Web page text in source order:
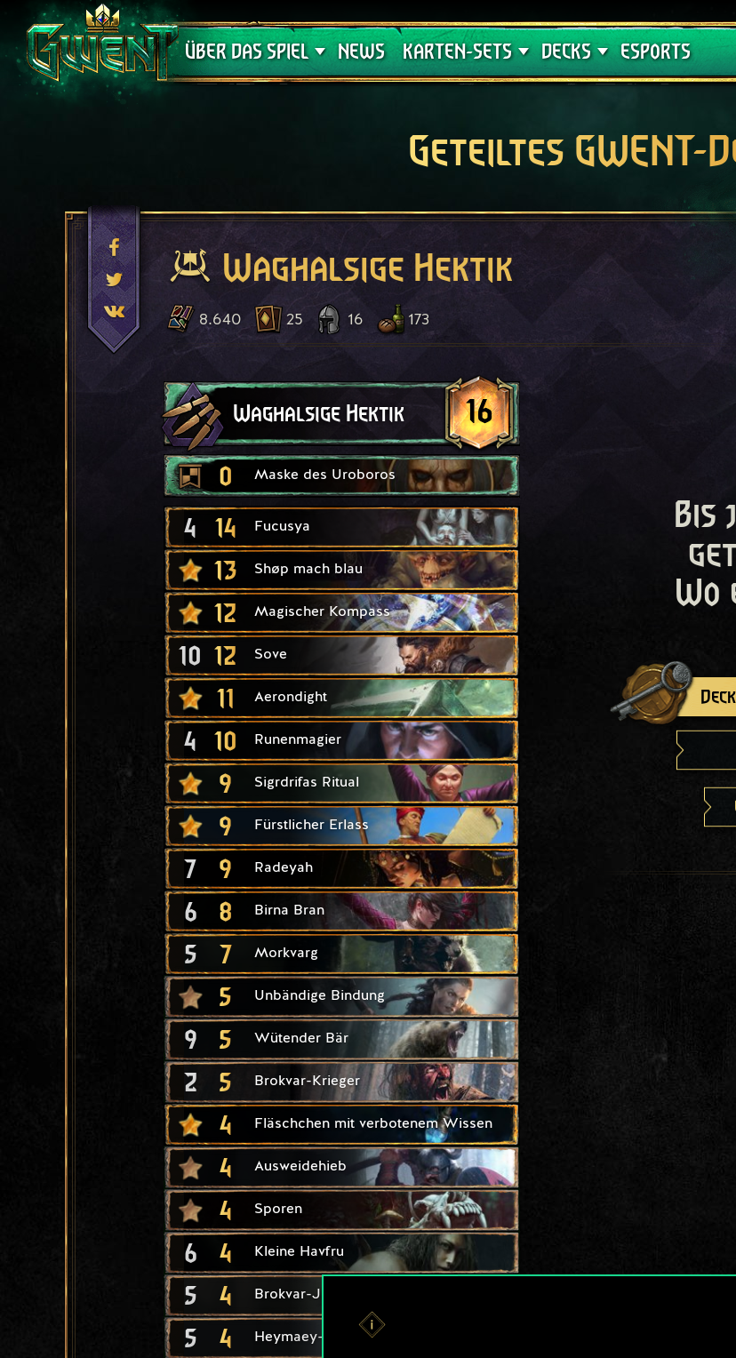
ÜBER DAS SPIEL
Support
NEWS KARTEN-SETS
Crimson Curse
DECKS
Deck-Leitfäden
ESPORTS
Geteiltes GWENT-
Waghalsige Hektik
8.640 25 16 173
Waghalsige Hektik 16
0 Maske des Uroboros
4 14 Fucusya
13 Shøp mach blau
12 Magischer Kompass
10 12 Sove
11 Aerondight
4 10 Runenmagier
9 Sigrdrifas Ritual
9 Fürstlicher Erlass
7 9 Radeyah
6 8 Birna Bran
5 7 Morkvarg
5 Unbändige Bindung
9 5 Wütender Bär
2 5 Brokvar-Krieger
4 Fläschchen mit verbotenem Wissen
4 Ausweidehieb
4 Sporen
6 4 Kleine Havfru
5 4 Brokvar-Jäger
5 4 Heymaey-Skalde
Bis
Wo